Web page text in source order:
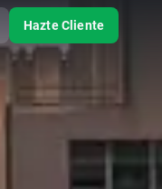
Hazte Cliente